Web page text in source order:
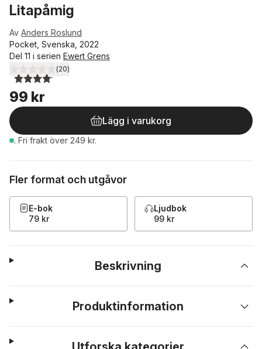
Litapåmig
Av Anders Roslund
Pocket, Svenska, 2022
Del 11 i serien Ewert Grens
4,1utav 5 stjärnor. Totalt antal röster:
(20)
99 kr
Lägg i varukorg
. Fri frakt över 249 kr.
Fler format och utgåvor
E-bok
79 kr
Ljudbok
99 kr
Beskrivning
Produktinformation